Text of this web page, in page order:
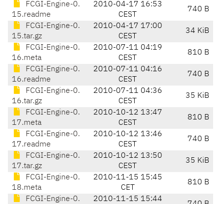
FCGI-Engine-0.
15.readme
2010-04-17 16:53
CEST
740 B
FCGI-Engine-0.
15.tar.gz
2010-04-17 17:00
CEST
34 KiB
FCGI-Engine-0.
16.meta
2010-07-11 04:19
CEST
810 B
FCGI-Engine-0.
16.readme
2010-07-11 04:16
CEST
740 B
FCGI-Engine-0.
16.tar.gz
2010-07-11 04:36
CEST
35 KiB
FCGI-Engine-0.
17.meta
2010-10-12 13:47
CEST
810 B
FCGI-Engine-0.
17.readme
2010-10-12 13:46
CEST
740 B
FCGI-Engine-0.
17.tar.gz
2010-10-12 13:50
CEST
35 KiB
FCGI-Engine-0.
18.meta
2010-11-15 15:45
CET
810 B
FCGI-Engine-0.
2010-11-15 15:44